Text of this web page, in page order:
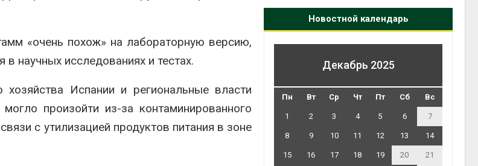
«очень похож» на лабораторную версию,
научных исследованиях и тестах.
хозяйства Испании и региональные власти
произойти из-за контаминированного
с утилизацией продуктов питания в зоне
Новостной календарь
Декабрь 2025
Пн Вт Ср Чт Пт Сб Вс
1 2 3 4 5 6 7
8 9 10 11 12 13 14
15 16 17 18 19 20 21